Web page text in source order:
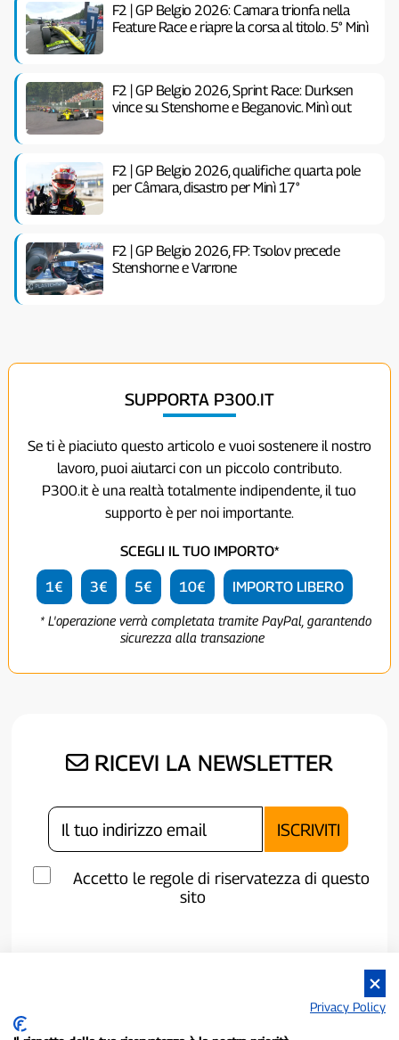
F2 | GP Belgio 2026: Camara trionfa nella
Feature Race e riapre la corsa al titolo. 5° Minì
F2 | GP Belgio 2026, Sprint Race: Durksen
vince su Stenshorne e Beganovic. Minì out
F2 | GP Belgio 2026, qualifiche: quarta pole
per Câmara, disastro per Minì 17°
F2 | GP Belgio 2026, FP: Tsolov precede
Stenshorne e Varrone
SUPPORTA P300.IT
Se ti è piaciuto questo articolo e vuoi sostenere il nostro
lavoro, puoi aiutarci con un piccolo contributo.
P300.it è una realtà totalmente indipendente, il tuo
supporto è per noi importante.
SCEGLI IL TUO IMPORTO*
1€ 3€ 5€ 10€ IMPORTO LIBERO
* L'operazione verrà completata tramite PayPal, garantendo
sicurezza alla transazione
RICEVI LA NEWSLETTER
Accetto le regole di riservatezza di questo
sito
Privacy Policy